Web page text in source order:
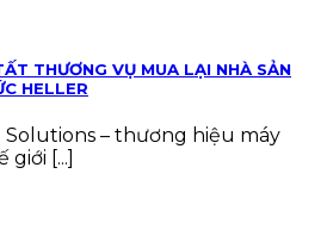
THƯƠNG VỤ MUA LẠI NHÀ SẢN
HELLER
Solutions – thương hiệu máy
[...]